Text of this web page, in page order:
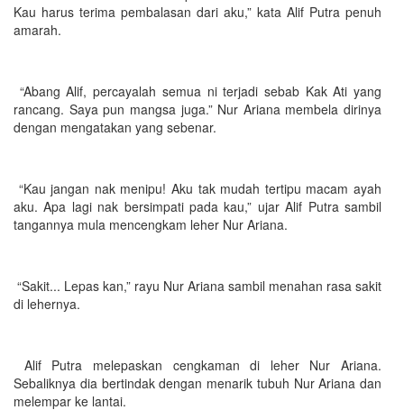
Kau harus terima pembalasan dari aku,” kata Alif Putra penuh
amarah.
“Abang Alif, percayalah semua ni terjadi sebab Kak Ati yang
rancang. Saya pun mangsa juga.” Nur Ariana membela dirinya
dengan mengatakan yang sebenar.
“Kau jangan nak menipu! Aku tak mudah tertipu macam ayah
aku. Apa lagi nak bersimpati pada kau,” ujar Alif Putra sambil
tangannya mula mencengkam leher Nur Ariana.
“Sakit... Lepas kan,” rayu Nur Ariana sambil menahan rasa sakit
di lehernya.
Alif Putra melepaskan cengkaman di leher Nur Ariana.
Sebaliknya dia bertindak dengan menarik tubuh Nur Ariana dan
melempar ke lantai.